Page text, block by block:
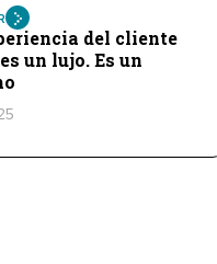
del cliente
un lujo. Es un